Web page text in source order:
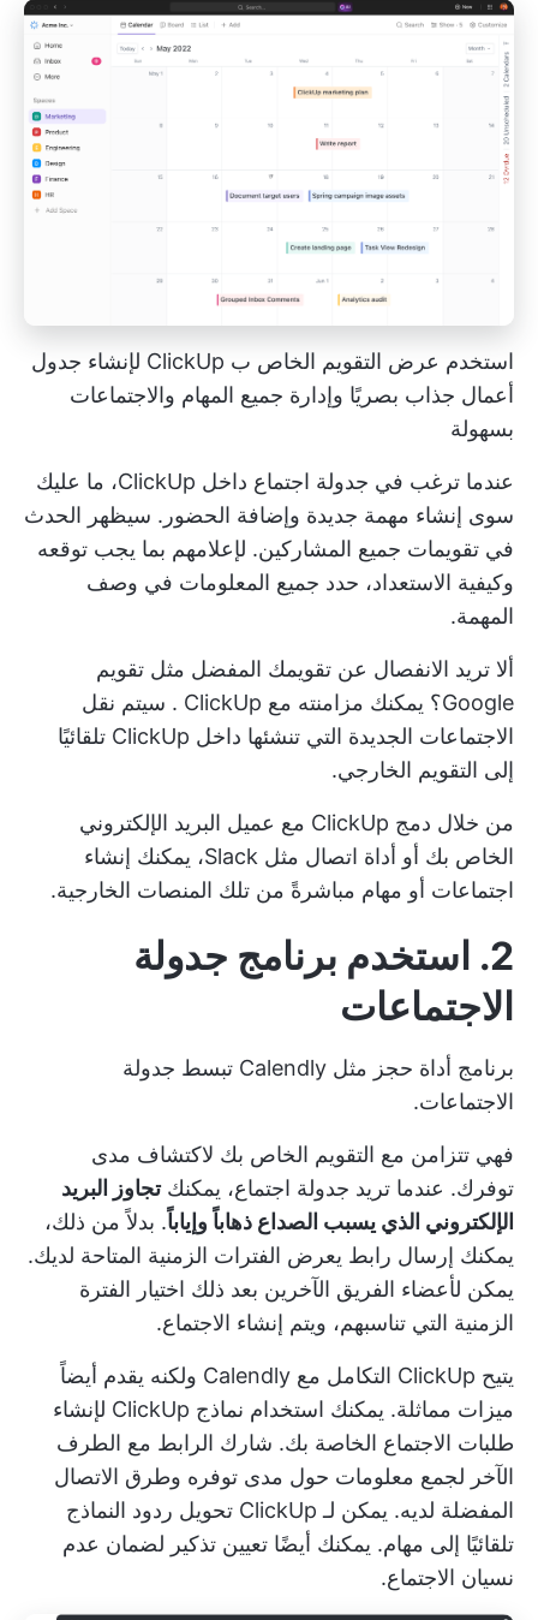
استخدم عرض التقويم الخاص ب ClickUp لإنشاء جدول
أعمال جذاب بصريًا وإدارة جميع المهام والاجتماعات
بسهولة
عندما ترغب في جدولة اجتماع داخل ClickUp، ما عليك
سوى إنشاء مهمة جديدة وإضافة الحضور. سيظهر الحدث
في تقويمات جميع المشاركين. لإعلامهم بما يجب توقعه
وكيفية الاستعداد، حدد جميع المعلومات في وصف
المهمة.
ألا تريد الانفصال عن تقويمك المفضل مثل تقويم
Google؟ يمكنك
مزامنته مع ClickUp
. سيتم نقل
الاجتماعات الجديدة التي تنشئها داخل ClickUp تلقائيًا
إلى التقويم الخارجي.
من خلال دمج ClickUp مع عميل البريد الإلكتروني
الخاص بك أو أداة اتصال
مثل Slack، يمكنك إنشاء
اجتماعات أو مهام مباشرةً من تلك المنصات الخارجية.
2. استخدم برنامج جدولة
الاجتماعات
برنامج أداة حجز مثل Calendly
تبسط جدولة
الاجتماعات.
فهي تتزامن مع التقويم الخاص بك لاكتشاف مدى
توفرك. عندما تريد جدولة اجتماع، يمكنكتجاوز البريد
الإلكتروني الذي يسبب الصداع ذهاباً وإياباً. بدلاً من ذلك،
يمكنك إرسال رابط يعرض الفترات الزمنية المتاحة لديك.
يمكن لأعضاء الفريق الآخرين بعد ذلك اختيار الفترة
الزمنية التي تناسبهم، ويتم إنشاء الاجتماع.
يتيح ClickUp التكامل مع Calendly ولكنه يقدم أيضاً
ميزات مماثلة. يمكنك استخدام نماذج ClickUp
لإنشاء
طلبات الاجتماع الخاصة بك. شارك الرابط مع الطرف
الآخر لجمع معلومات حول مدى توفره وطرق الاتصال
المفضلة لديه. يمكن لـ ClickUp تحويل ردود النماذج
تلقائيًا إلى مهام. يمكنك أيضًا تعيين تذكير لضمان عدم
نسيان الاجتماع.